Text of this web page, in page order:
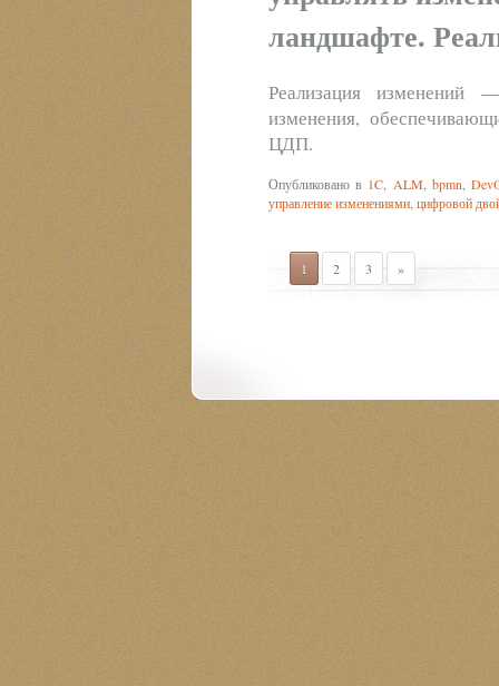
ландшафте.
Реализация изменений
изменения,
ЦДП.
Опубликовано в 1C, ALM, bpmn,
управление изменениями,цифровой
1 2 3 »